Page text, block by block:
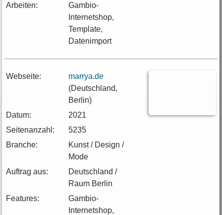
Arbeiten:
Gambio-
Internetshop,
Template,
Datenimport
Webseite:
marrya.de
(Deutschland,
Berlin)
Datum:
2021
Seitenanzahl:
5235
Branche:
Kunst / Design /
Mode
Auftrag aus:
Deutschland /
Raum Berlin
Features:
Gambio-
Internetshop,